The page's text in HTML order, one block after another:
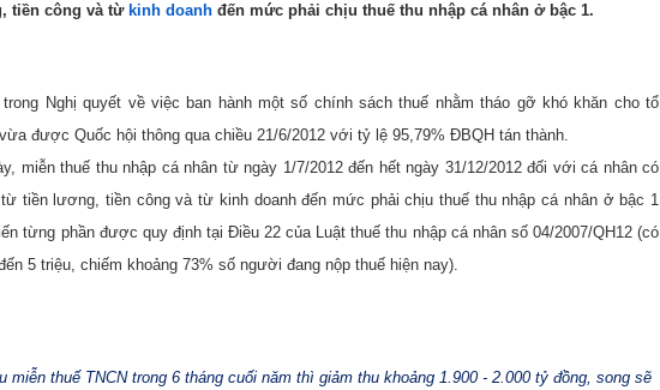
tiền công và từ kinh doanh đến mức phải chịu thuế thu nhập cá nhân ở bậc 1.
trong Nghị quyết về việc ban hành một số chính sách thuế nhằm tháo gỡ khó khăn cho tổ
được Quốc hội thông qua chiều 21/6/2012 với tỷ lệ 95,79% ĐBQH tán thành.
miễn thuế thu nhập cá nhân từ ngày 1/7/2012 đến hết ngày 31/12/2012 đối với cá nhân có
tiền lương, tiền công và từ kinh doanh đến mức phải chịu thuế thu nhập cá nhân ở bậc 1
từng phần được quy định tại Điều 22 của Luật thuế thu nhập cá nhân số 04/2007/QH12 (có
5 triệu, chiếm khoảng 73% số người đang nộp thuế hiện nay).
miễn thuế TNCN trong 6 tháng cuối năm thì giảm thu khoảng 1.900 - 2.000 tỷ đồng, song sẽ